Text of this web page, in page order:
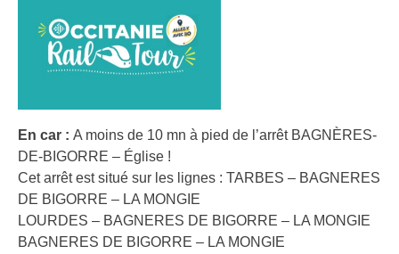
En car : A moins de 10 mn à pied de l’arrêt BAGNÈRES-
DE-BIGORRE – Église !
Cet arrêt est situé sur les lignes : TARBES – BAGNERES
DE BIGORRE – LA MONGIE
LOURDES – BAGNERES DE BIGORRE – LA MONGIE
BAGNERES DE BIGORRE – LA MONGIE